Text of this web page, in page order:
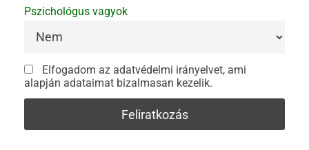
Pszichológus vagyok
Elfogadom az adatvédelmi irányelvet, ami
alapján adataimat bizalmasan kezelik.